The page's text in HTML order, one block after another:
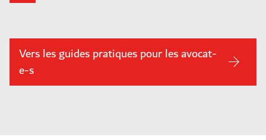
Vers les guides pratiques pour les avocat-
e-s